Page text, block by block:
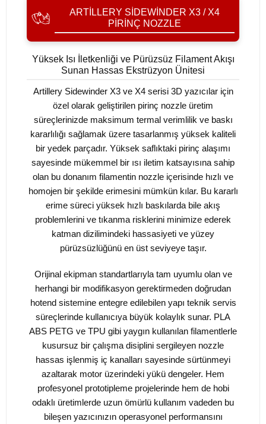
ARTILLERY SIDEWINDER X3 / X4
PIRINÇ NOZZLE
Yüksek Isı İletkenliği ve Pürüzsüz Filament Akışı
Sunan Hassas Ekstrüzyon Ünitesi
Artillery Sidewinder X3 ve X4 serisi 3D yazıcılar için
özel olarak geliştirilen pirinç nozzle üretim
süreçlerinizde maksimum termal verimlilik ve baskı
kararlılığı sağlamak üzere tasarlanmış yüksek kaliteli
bir yedek parçadır. Yüksek saflıktaki pirinç alaşımı
sayesinde mükemmel bir ısı iletim katsayısına sahip
olan bu donanım filamentin nozzle içerisinde hızlı ve
homojen bir şekilde erimesini mümkün kılar. Bu kararlı
erime süreci yüksek hızlı baskılarda bile akış
problemlerini ve tıkanma risklerini minimize ederek
katman dizilimindeki hassasiyeti ve yüzey
pürüzsüzlüğünü en üst seviyeye taşır.
Orijinal ekipman standartlarıyla tam uyumlu olan ve
herhangi bir modifikasyon gerektirmeden doğrudan
hotend sistemine entegre edilebilen yapı teknik servis
süreçlerinde kullanıcıya büyük kolaylık sunar. PLA
ABS PETG ve TPU gibi yaygın kullanılan filamentlerle
kusursuz bir çalışma disiplini sergileyen nozzle
hassas işlenmiş iç kanalları sayesinde sürtünmeyi
azaltarak motor üzerindeki yükü dengeler. Hem
profesyonel prototipleme projelerinde hem de hobi
odaklı üretimlerde uzun ömürlü kullanım vadeden bu
bileşen yazıcınızın operasyonel performansını